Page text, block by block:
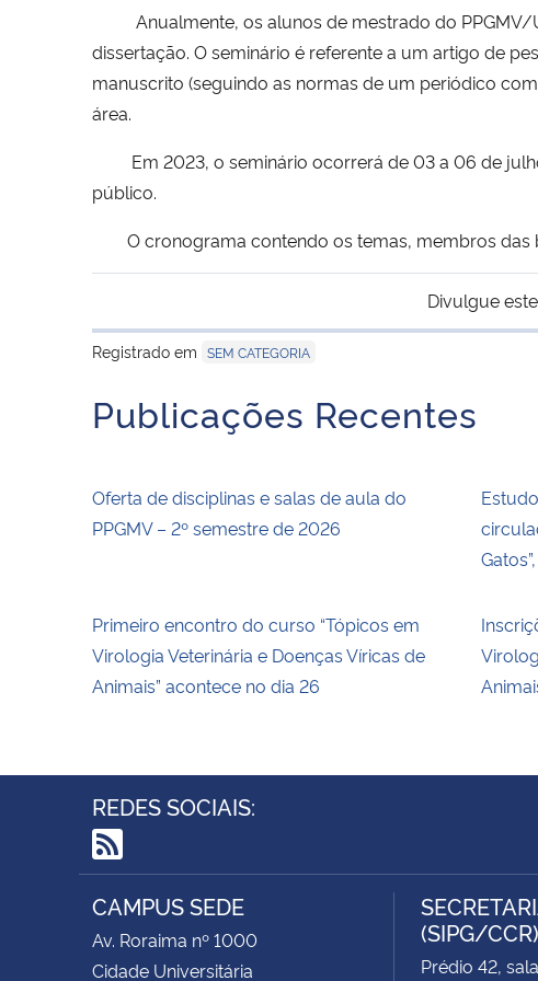
Anualmente, os alunos de mestrado do PPGMV/
dissertação. O seminário é referente a um artigo de
manuscrito (seguindo as normas de um periódico
área.
Em 2023, o seminário ocorrerá de 03 a 06 de
público.
O cronograma contendo os temas, membros das
Divulgue
Registrado em SEM CATEGORIA
Publicações Recentes
Oferta de disciplinas e salas de aula do
PPGMV – 2º semestre de 2026
Primeiro encontro do curso “Tópicos em
Virologia Veterinária e Doenças Víricas de
Animais” acontece no dia 26
REDES SOCIAIS:
RSS
CAMPUS SEDE
Av. Roraima nº 1000
Cidade Universitária
(SIPG/CCR)
Prédio 42,